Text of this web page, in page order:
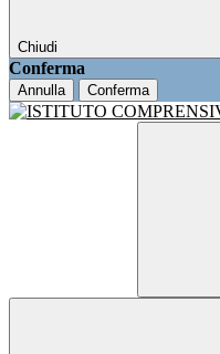
Chiudi
Conferma
Annulla Conferma